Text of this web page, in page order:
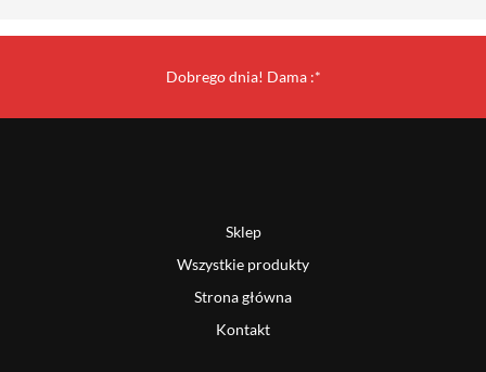
Dobrego dnia! Dama :*
Sklep
Wszystkie produkty
Strona główna
Kontakt